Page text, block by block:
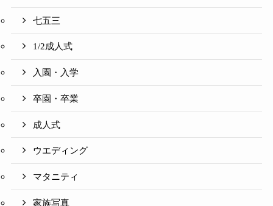
七五三
1/2成人式
入園・入学
卒園・卒業
成人式
ウエディング
マタニティ
家族写真